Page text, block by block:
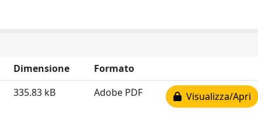
Dimensione
Formato
335.83 kB Adobe PDF Visualizza/Apri